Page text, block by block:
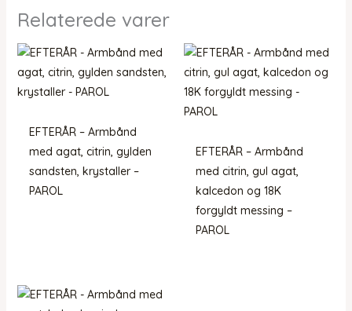
Relaterede varer
EFTERÅR – Armbånd
med agat, citrin, gylden
sandsten, krystaller –
PAROL
EFTERÅR – Armbånd
med citrin, gul agat,
kalcedon og 18K
forgyldt messing –
PAROL